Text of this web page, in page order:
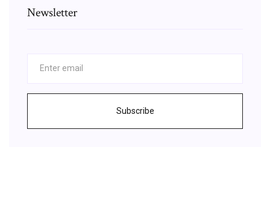
Newsletter
Subscribe